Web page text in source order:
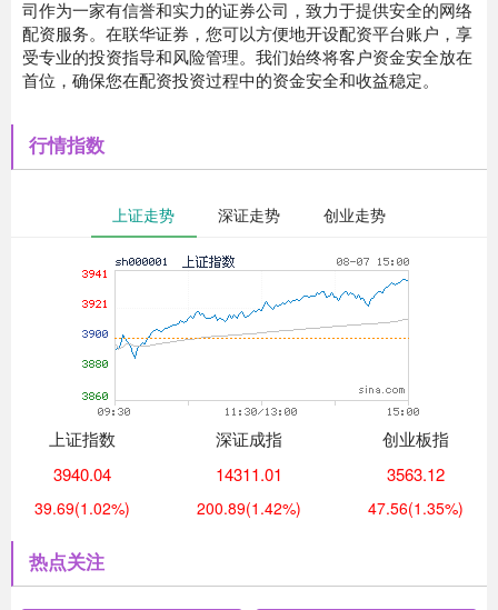
司作为一家有信誉和实力的证券公司，致力于提供安全的网络
配资服务。在联华证券，您可以方便地开设配资平台账户，享
受专业的投资指导和风险管理。我们始终将客户资金安全放在
首位，确保您在配资投资过程中的资金安全和收益稳定。
行情指数
上证走势 深证走势 创业走势
上证指数
3940.04
39.69(1.02%)
深证成指
14311.01
200.89(1.42%)
创业板指
3563.12
47.56(1.35%)
热点关注